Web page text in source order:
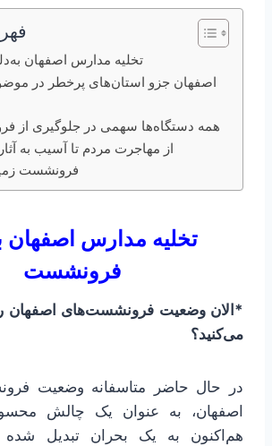
تخلیه مدارس اصفهان
اصفهان جزو استان‌های پرخطر در
همه دستگاه‌ها سهمی در جلوگیری از
از مهاجرت مردم تا آسیب به
فرونشست
تخلیه مدارس اصفهان
فرونشست
*الان وضعیت فرونشست‌های اصفهان
می‌کنید؟
در حال حاضر متاسفانه وضعیت
اصفهان، به عنوان یک چالش
هم‌اکنون به یک بحران تبدیل